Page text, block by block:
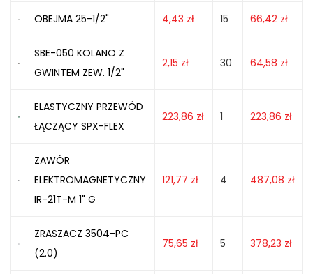
OBEJMA 25-1/2" 4,43 zł 15 66,42 zł
SBE-050 KOLANO Z
GWINTEM ZEW. 1/2"
2,15 zł 30 64,58 zł
ELASTYCZNY PRZEWÓD
ŁĄCZĄCY SPX-FLEX
223,86 zł 1 223,86 zł
ZAWÓR
ELEKTROMAGNETYCZNY
IR-21T-M 1" G
121,77 zł 4 487,08 zł
ZRASZACZ 3504-PC
(2.0)
75,65 zł 5 378,23 zł